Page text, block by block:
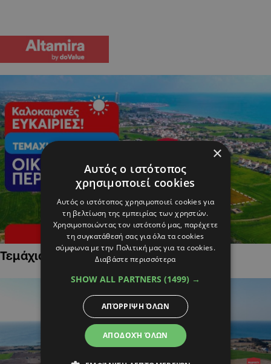
Τεμάχια Γης σε Οικιστικές Περιοχές
×
Αυτός ο ιστότοπος
χρησιμοποιεί cookies
Αυτός ο ιστότοπος χρησιμοποιεί cookies για
τη βελτίωση της εμπειρίας των χρηστών.
Χρησιμοποιώντας τον ιστότοπό μας, παρέχετε
τη συγκατάθεσή σας για όλα τα cookies
σύμφωνα με την Πολιτική μας για τα cookies.
Διαβάστε περισσότερα
SHOW ALL PARTNERS (1499) →
ΑΠΟΔΟΧΉ ΌΛΩΝ
ΑΠΌΡΡΙΨΗ ΌΛΩΝ